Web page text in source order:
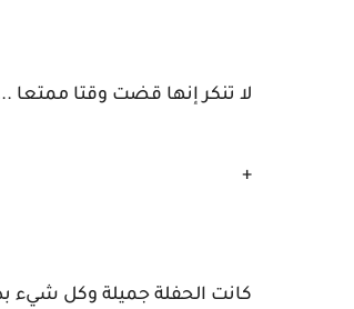
لا تنكر إنها قضت وقتا ممتعا
+
كانت الحفلة جميلة وكل شيء